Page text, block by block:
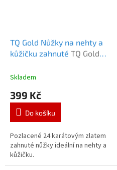
TQ Gold Nůžky na nehty a
kůžičku zahnuté TQ Gold
Skladem
399 Kč
Do košíku
Pozlacené 24 karátovým zlatem
zahnuté nůžky ideální na nehty a
kůžičku.